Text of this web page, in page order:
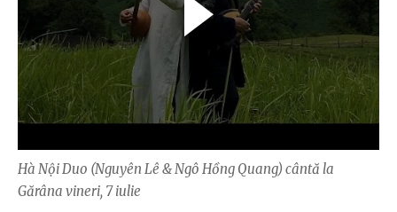
Hà Nội Duo (Nguyên Lê & Ngô Hồng Quang) cântă la
Gărâna vineri, 7 iulie